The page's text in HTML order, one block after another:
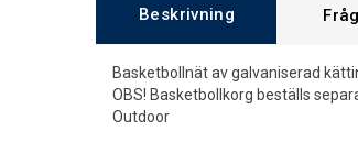
Beskrivning
Basketbollnät av galvaniserad
OBS! Basketbollkorg beställs
Outdoor